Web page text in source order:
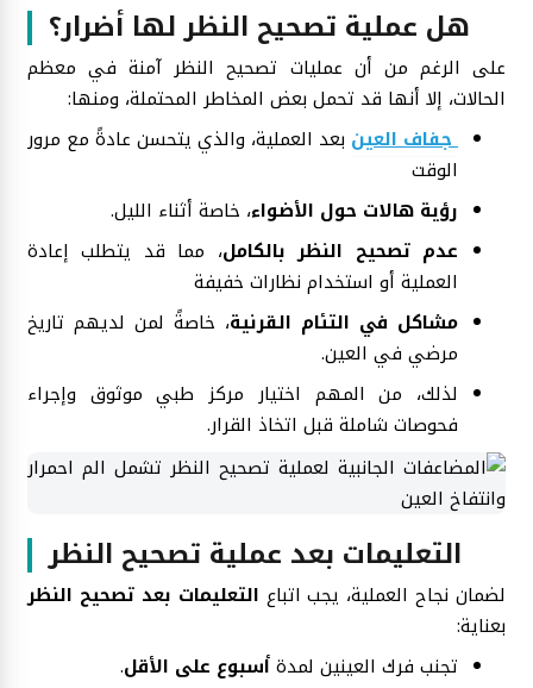
هل عملية تصحيح النظر لها أضرار؟
على الرغم من أن عمليات تصحيح النظر آمنة في معظم
الحالات، إلا أنها قد تحمل بعض المخاطر المحتملة، ومنها:
جفاف العين بعد العملية، والذي يتحسن عادةً مع مرور
الوقت
رؤية هالات حول الأضواء، خاصة أثناء الليل.
عدم تصحيح النظر بالكامل، مما قد يتطلب إعادة
العملية أو استخدام نظارات خفيفة
مشاكل في التئام القرنية، خاصةً لمن لديهم تاريخ
مرضي في العين.
لذلك، من المهم اختيار مركز طبي موثوق وإجراء
فحوصات شاملة قبل اتخاذ القرار.
التعليمات بعد عملية تصحيح النظر
لضمان نجاح العملية، يجب اتباع التعليمات بعد تصحيح النظر
بعناية:
تجنب فرك العينين لمدةأسبوع على الأقل.